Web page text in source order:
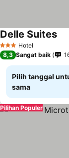
3 BintangHotel
Delle Suites
8,3 Sangat baik
Pilih tanggal
sama
Pilihan Populer